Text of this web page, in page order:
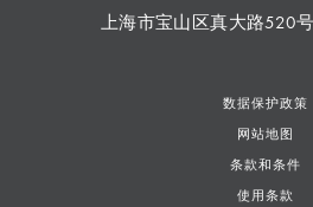
上海市宝山区真大路520
数据保护政策
网站地图
条款和条件
使用条款